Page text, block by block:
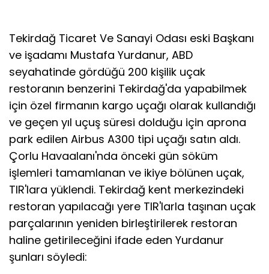
Tekirdağ Ticaret Ve Sanayi Odası eski Başkanı
ve işadamı Mustafa Yurdanur, ABD
seyahatinde gördüğü 200 kişilik uçak
restoranın benzerini Tekirdağ'da yapabilmek
için özel firmanın kargo uçağı olarak kullandığı
ve geçen yıl uçuş süresi dolduğu için aprona
park edilen Airbus A300 tipi uçağı satın aldı.
Çorlu Havaalanı'nda önceki gün söküm
işlemleri tamamlanan ve ikiye bölünen uçak,
TIR'lara yüklendi. Tekirdağ kent merkezindeki
restoran yapılacağı yere TIR'larla taşınan uçak
parçalarının yeniden birleştirilerek restoran
haline getirileceğini ifade eden Yurdanur
şunları söyledi: